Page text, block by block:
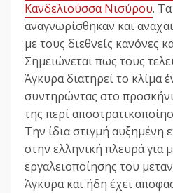
Κανδελιούσσα Νισύρου.
αναγνωρίσθηκαν και
με τους διεθνείς κανόνες
Σημειώνεται πως τους
Άγκυρα διατηρεί το κλίμα
συντηρώντας στο
της περί
Την ίδια στιγμή αυξημένη
στην ελληνική πλευρά για
εργαλειοποίησης του
Άγκυρα και ήδη έχει